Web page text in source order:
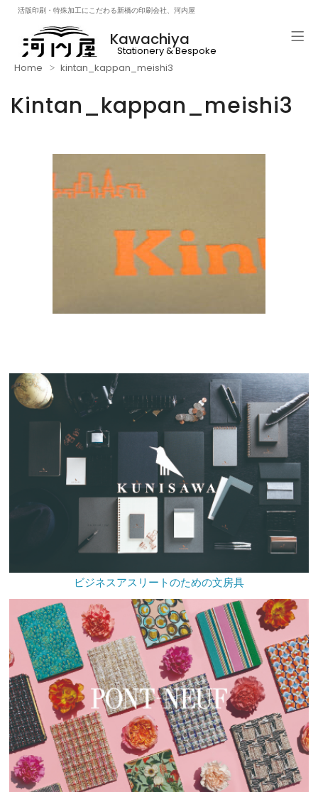
活版印刷・特殊加工にこだわる新橋の印刷会社、河内屋
Kawachiya
Stationery & Bespoke
Printng & Craft Beer!!
Home kintan_kappan_meishi3
Kintan_kappan_meishi3
ビジネスアスリートのための文房具